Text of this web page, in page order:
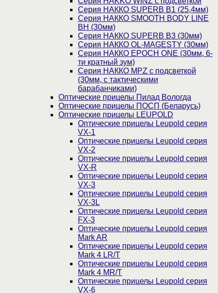
Серия НАККО SUPERB B1 (25,4мм)
Серия НАККО SMOOTH BODY LINE
BH (30мм)
Серия НАККО SUPERB B3 (30мм)
Серия НАККО OL-MAGESTY (30мм)
Серия НАККО EPOCH ONE (30мм, 6-
ти кратный зум)
Серия НАККО MPZ с подсветкой
(30мм, c тактическими
барабанчиками)
Оптические прицелы Пилад Вологда
Оптические прицелы ПОСП (Беларусь)
Оптические прицелы LEUPOLD
Оптические прицелы Leupold серия
VX-1
Оптические прицелы Leupold серия
VX-2
Оптические прицелы Leupold серия
VX-R
Оптические прицелы Leupold серия
VX-3
Оптические прицелы Leupold серия
VX-3L
Оптические прицелы Leupold серия
FX-3
Оптические прицелы Leupold серия
Mark AR
Оптические прицелы Leupold серия
Mark 4 LR/T
Оптические прицелы Leupold серия
Mark 4 MR/T
Оптические прицелы Leupold серия
VX-6